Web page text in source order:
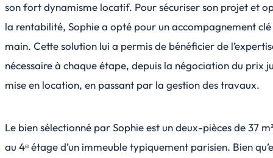
son fort dynamisme locatif. Pour sécuriser son projet et
la rentabilité, Sophie a opté pour un accompagnement clé
main. Cette solution lui a permis de bénéficier de
nécessaire à chaque étape, depuis la négociation du prix
mise en location, en passant par la gestion des travaux.
Le bien sélectionné par Sophie est un deux-pièces de 37
au 4ᵉ étage d’un immeuble typiquement parisien. Bien